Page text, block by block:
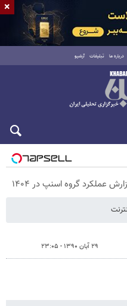
درباره ما تبلیغات آرشیو
عملکرد گروه اسنپ در ۱۴۰۴
۲۹ آبان ۱۳۹۰ - ۲۳:۰۵
×